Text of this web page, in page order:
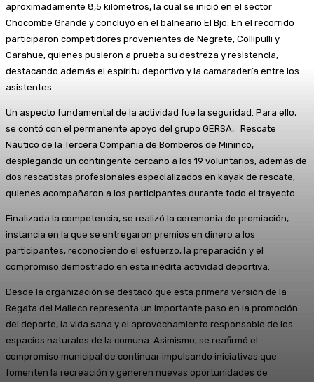
aproximadamente 8,5 kilómetros, la cual se inició en el sector
Chocombe Grande y concluyó en el balneario El Bjo. En el recorrido
participaron competidores provenientes de Negrete, Collipulli y
Carahue, quienes pusieron a prueba su destreza y resistencia,
destacando además el espíritu deportivo y la camaradería entre los
asistentes.
Un aspecto fundamental de la actividad fue la seguridad. Para ello,
se contó con el permanente apoyo del grupo GERSA, Rescate
Náutico de la Tercera Compañía de Bomberos de Mininco,
desplegando un contingente cercano a los 19 voluntarios, además de
dos rescatistas profesionales especializados en kayak de rescate,
quienes acompañaron a los participantes durante todo el trayecto.
Finalizada la competencia, se realizó la ceremonia de premiación,
instancia en la que se entregaron premios en dinero a los
participantes, reconociendo el esfuerzo, la preparación y el
compromiso demostrado en esta inédita actividad deportiva.
Desde la organización se destacó que esta primera versión de la
Regata del Malleco representa un importante paso en la promoción
del deporte, la vida sana y el aprovechamiento responsable de los
espacios naturales de la comuna. Asimismo, se reafirmó el
compromiso municipal de continuar impulsando iniciativas que
fomenten la recreación y generen nuevas oportunidades de